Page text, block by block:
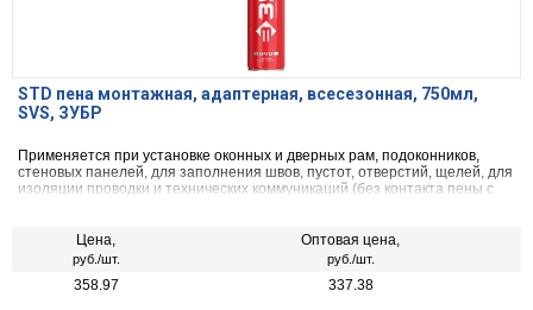
STD пена монтажная, адаптерная, всесезонная, 750мл,
SVS, ЗУБР
Применяется при установке оконных и дверных рам, подоконников,
стеновых панелей, для заполнения швов, пустот, отверстий, щелей, для
изоляции проводки и технических коммуникаций (без контакта пены с
Цена,
руб./шт.
Оптовая цена,
руб./шт.
358.97 337.38